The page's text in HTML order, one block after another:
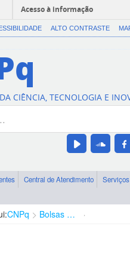
Acesso à informação
ALTO CONTRASTE
CIÊNCIA, TECNOLOGIA E
Central de Atendimento Serviços
CNPq Bolsas e Auxílios Vigentes